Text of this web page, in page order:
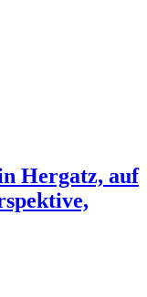
Hergatz, auf